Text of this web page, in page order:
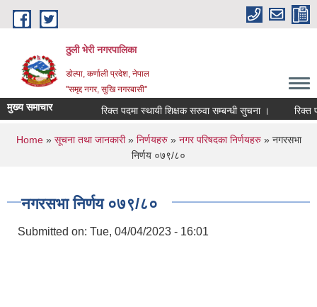
Skip to main content
ठुली भेरी नगरपालिका
डाेल्पा, कर्णाली प्रदेश, नेपाल
''समृद्द नगर, सुखि नगरबासी''
मुख्य समाचार रिक्त पदमा स्थायी शिक्षक सरुवा सम्बन्धी सुचना । रिक्त
You are here
Home» सूचना तथा जानकारी» निर्णयहरु» नगर परिषदका निर्णयहरु» नगरसभा
निर्णय ०७९/८०
नगरसभा निर्णय ०७९/८०
Submitted on: Tue, 04/04/2023 - 16:01